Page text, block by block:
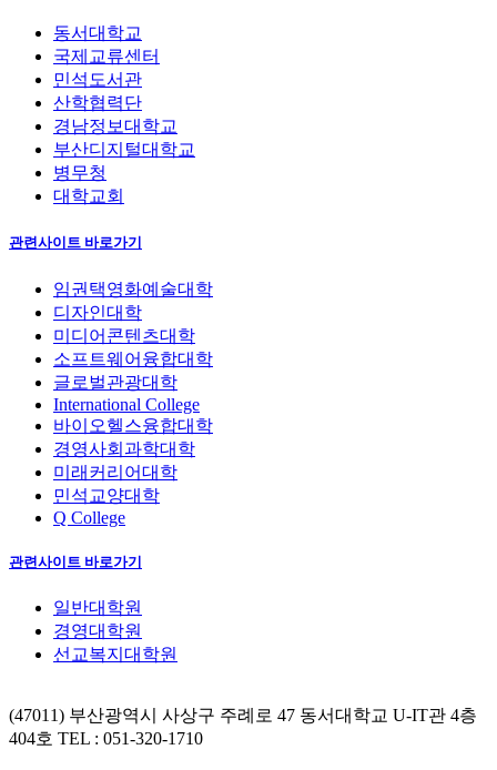
동서대학교
국제교류센터
민석도서관
산학협력단
경남정보대학교
부산디지털대학교
병무청
대학교회
관련사이트 바로가기
임권택영화예술대학
디자인대학
미디어콘텐츠대학
소프트웨어융합대학
글로벌관광대학
International College
바이오헬스융합대학
경영사회과학대학
미래커리어대학
민석교양대학
Q College
관련사이트 바로가기
일반대학원
경영대학원
선교복지대학원
(47011) 부산광역시 사상구 주례로 47 동서대학교 U-IT관 4층
404호 TEL : 051-320-1710